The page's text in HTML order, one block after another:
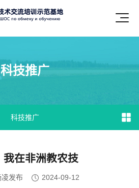
科技推广
科技推广
科技推广
科技推广
科技推广
科技推广
科技推广
科技推广
科技推广
科技推广
科技推广
科技推广
科技推广
科技推广
科技推广
科技推广
科技推广
科技推广
科技推广
科技推广
科技推广
科技推广
科技推广
科技推广
科技推广
科技推广
科技推广
科技推广
科技推广
科技推广
科技推广
科技推广
科技推广
科技推广
科技推广
科技推广
科技推广
科技推广
科技推广
科技推广
科技推广
科技推广
科技推广
科技推广
科技推广
科技推广
科技推广
科技推广
科技推广
科技推广
科技推广
科技推广
科技推广
科技推广
科技推广
科技推广
科技推广
科技推广
科技推广
科技推广
科技推广
科技推广
科技推广
科技推广
科技推广
科技推广
科技推广
科技推广
科技推广
科技推广
科技推广
科技推广
科技推广
科技推广
科技推广